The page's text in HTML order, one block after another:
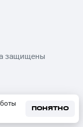
ПОНЯТНО
защищены